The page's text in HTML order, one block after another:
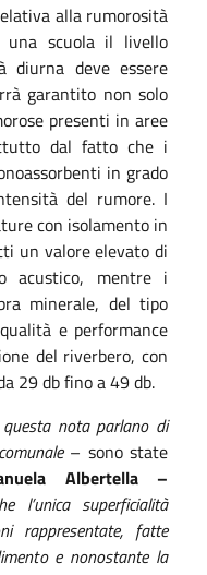
alla rumorosità
una scuola il livello
diurna deve essere
garantito non solo
presenti in aree
dal fatto che i
in grado
del rumore. I
con isolamento in
un valore elevato di
acustico, mentre i
minerale, del tipo
e performance
del riverbero, con
29 db fino a 49 db.
nota parlano di
– sono state
Albertella –
l’unica superficialità
rappresentate, fatte
e nonostante la